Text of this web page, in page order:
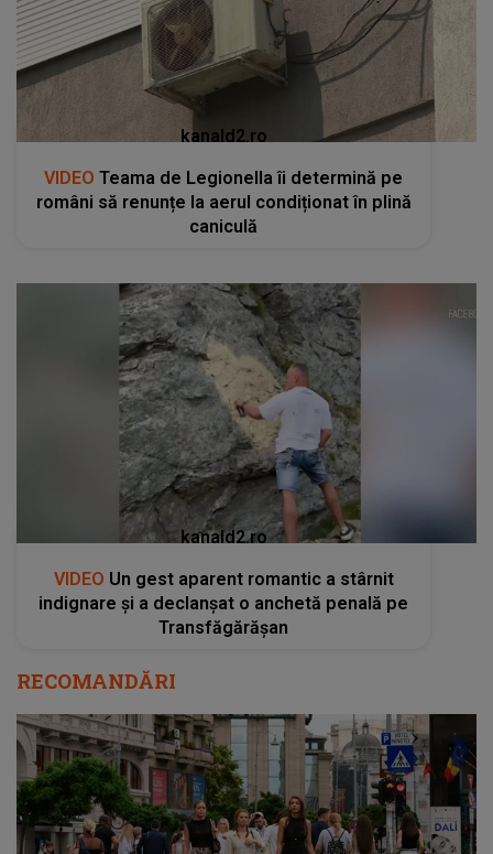
kanald2.ro
VIDEO Teama de Legionella îi determină pe
români să renunțe la aerul condiționat în plină
caniculă
kanald2.ro
VIDEO Un gest aparent romantic a stârnit
indignare și a declanșat o anchetă penală pe
Transfăgărășan
RECOMANDĂRI